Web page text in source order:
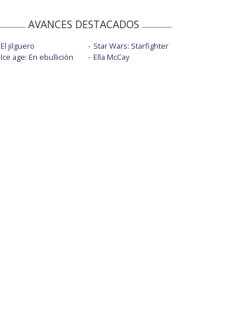
AVANCES DESTACADOS
El jilguero
Ice age: En ebullición
Star Wars: Starfighter
Ella McCay